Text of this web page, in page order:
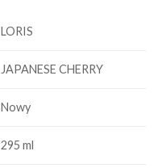
LORIS
JAPANESE CHERRY
Nowy
295 ml